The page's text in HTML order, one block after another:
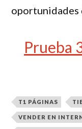
oportunidades
Prueba
T1 PÁGINAS
VENDER EN